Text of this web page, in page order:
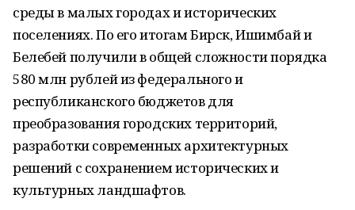
среды в малых городах и исторических
поселениях. По его итогам Бирск, Ишимбай и
Белебей получили в общей сложности порядка
580 млн рублей из федерального и
республиканского бюджетов для
преобразования городских территорий,
разработки современных архитектурных
решений с сохранением исторических и
культурных ландшафтов.